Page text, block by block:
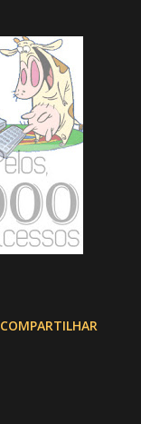
COMPARTILHAR